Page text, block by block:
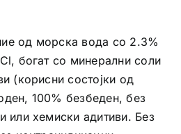
од морска вода со 2.3%
богат со минерални соли
(корисни состојки од
100% безбеден, без
или хемиски адитиви. Без